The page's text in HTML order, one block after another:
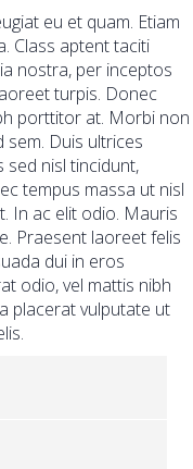
eu et quam. Etiam
Class aptent taciti
nostra, per inceptos
turpis. Donec
porttitor at. Morbi non
sem. Duis ultrices
sed nisl tincidunt,
tempus massa ut nisl
In ac elit odio. Mauris
Praesent laoreet felis
dui in eros
odio, vel mattis nibh
placerat vulputate ut